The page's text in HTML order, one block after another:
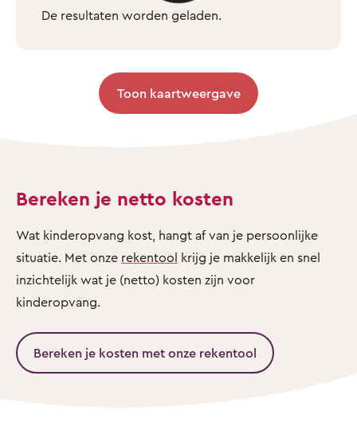
De resultaten worden geladen.
Toon kaartweergave
Bereken je netto kosten
Wat kinderopvang kost, hangt af van je persoonlijke
situatie. Met onze rekentool krijg je makkelijk en snel
inzichtelijk wat je (netto) kosten zijn voor
kinderopvang.
Bereken je kosten met onze rekentool